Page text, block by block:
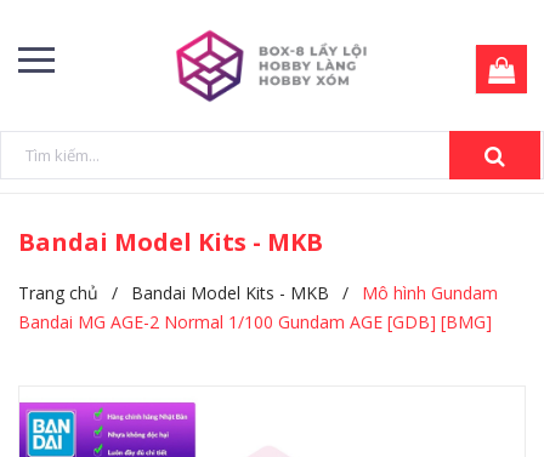
Bandai Model Kits - MKB
Trang chủ / Bandai Model Kits - MKB /
Mô hình Gundam
Bandai MG AGE-2 Normal 1/100 Gundam AGE [GDB] [BMG]